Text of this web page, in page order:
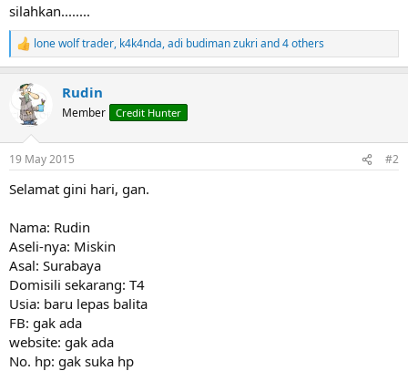
silahkan........
R
e
c
s
lone wolf trader, k4k4nda,adi budiman zukri and 4 others
Rudin
Member Credit Hunter
19 May 2015 #2
Selamat gini hari, gan.
Nama: Rudin
Aseli-nya: Miskin
Asal: Surabaya
Domisili sekarang: T4
Usia: baru lepas balita
FB: gak ada
website: gak ada
No. hp: gak suka hp